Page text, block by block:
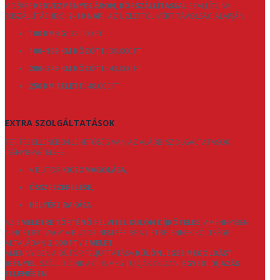
VIDÉKRE KEDVEZMÉNYES ÁRON, KÖRSZÁLLÍTÁSSAL SZÁLLÍTUNK
(KISZÁLLÍTÁSI IDŐ: 2–10 NAP), AZ ÜZLETTŐL MÉRT TÁVOLSÁG ALAPJÁN:
100 KM-IG: 32.000 FT
100–199 KM KÖZÖTT: 39.000 FT
200–249 KM KÖZÖTT: 43.000 FT
250 KM FELETT: 48.000 FT
EXTRA SZOLGÁLTATÁSOK
TÉRÍTÉS ELLENÉBEN LEHETŐSÉG VAN AZ ALÁBBI SZOLGÁLTATÁSOK
IGÉNYBEVÉTELÉRE:
A BÚTOR KICSOMAGOLÁSA,
ÖSSZESZERELÉSE,
HELYÉRE RAKÁSA.
AZ EMELETRE TÖRTÉNŐ FELVITEL KÜLÖN DÍJKÖTELES, AMENNYIBEN
NINCS LIFT, VAGY A BÚTOR NEM FÉR BE A LIFTBE. ENNEK KÖLTSÉGE
ÁLTALÁBAN 2.000 FT / EMELET.
AMENNYIBEN A BÚTOR FELJUTTATÁSA KÜLÖNLEGES MEGOLDÁST
IGÉNYEL, SZÁLLÍTÓINK AZT IS MEG TUDJÁK OLDANI EGYEDI DÍJAZÁS
ELLENÉBEN.